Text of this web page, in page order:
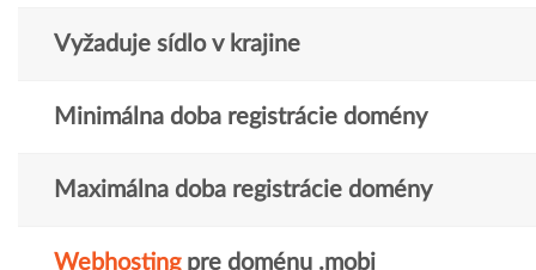
Vyžaduje sídlo v krajine
Minimálna doba registrácie domény
Maximálna doba registrácie domény
Webhostingpre doménu .mobi